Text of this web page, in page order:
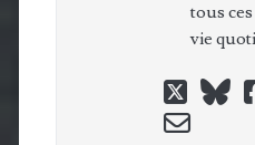
tous
vie
email-